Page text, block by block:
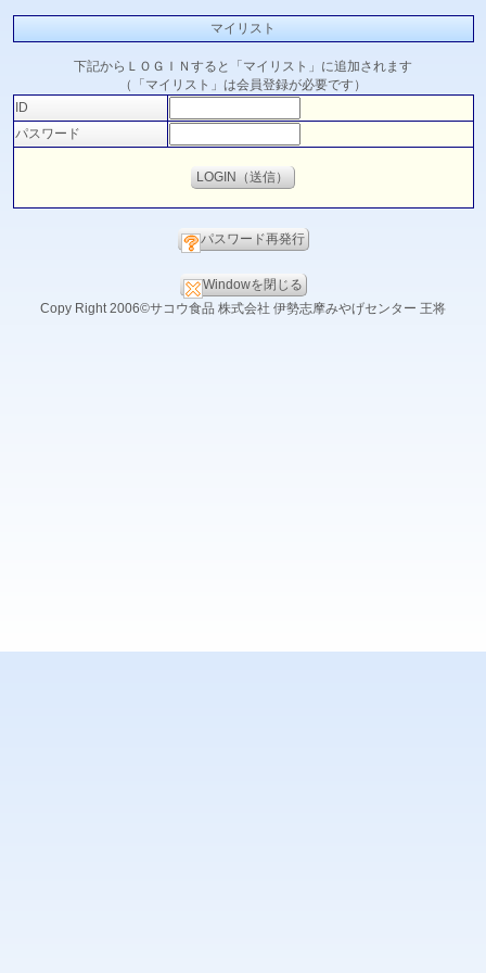
マイリスト
下記からＬＯＧＩＮすると「マイリスト」に追加されます
（「マイリスト」は会員登録が必要です）
ID
パスワード
パスワード再発行
Windowを閉じる
Copy Right 2006©サコウ食品 株式会社 伊勢志摩みやげセンター 王将